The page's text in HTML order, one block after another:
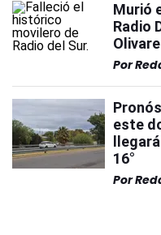
Murió
Radio
Por
este
16°
Por